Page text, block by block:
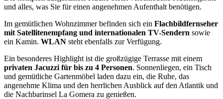
und alles, was Sie für einen angenehmen Aufenthalt benötigen.
Im gemütlichen Wohnzimmer befinden sich ein Flachbildfernseher
mit Satellitenempfang und internationalen TV-Sendern sowie
ein Kamin. WLAN steht ebenfalls zur Verfügung.
Ein besonderes Highlight ist die großzügige Terrasse mit einem
privaten Jacuzzi für bis zu 4 Personen. Sonnenliegen, ein Tisch
und gemütliche Gartenmöbel laden dazu ein, die Ruhe, das
angenehme Klima und den herrlichen Ausblick auf den Atlantik und
die Nachbarinsel La Gomera zu genießen.